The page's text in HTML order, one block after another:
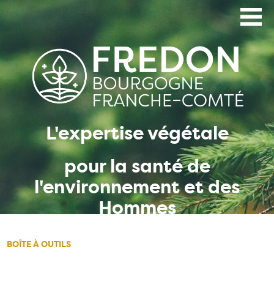
L'expertise végétale
pour la santé de
l'environnement et des
Hommes
BOÎTE À OUTILS